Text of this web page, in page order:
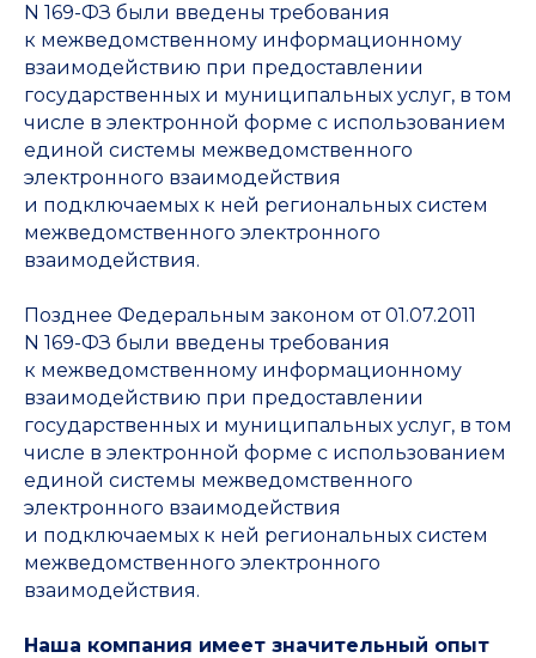
N 169-ФЗ были введены требования
к межведомственному информационному
взаимодействию при предоставлении
государственных и муниципальных услуг, в том
числе в электронной форме с использованием
единой системы межведомственного
электронного взаимодействия
и подключаемых к ней региональных систем
межведомственного электронного
взаимодействия.
Позднее Федеральным законом от 01.07.2011
N 169-ФЗ были введены требования
к межведомственному информационному
взаимодействию при предоставлении
государственных и муниципальных услуг, в том
числе в электронной форме с использованием
единой системы межведомственного
электронного взаимодействия
и подключаемых к ней региональных систем
межведомственного электронного
взаимодействия.
Наша компания имеет значительный опыт